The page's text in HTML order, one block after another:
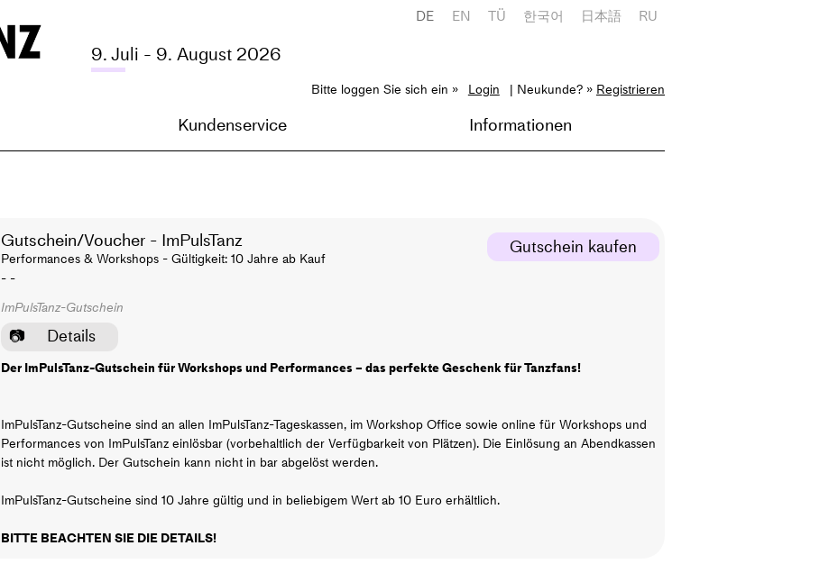
9. Juli - 9. August 2026
DE EN TÜ 한국어 日本語 RU
Bitte loggen Sie sich ein » Login | Neukunde? » Registrieren
Kundenservice Informationen
Gutschein/Voucher - ImPulsTanz
Performances & Workshops - Gültigkeit: 10 Jahre ab Kauf
- -
ImPulsTanz-Gutschein
Details
Gutschein kaufen
Der ImPulsTanz-Gutschein für Workshops und Performances – das perfekte Geschenk für Tanzfans!
ImPulsTanz-Gutscheine sind an allen ImPulsTanz-Tageskassen, im Workshop Office sowie online für Workshops und
Performances von ImPulsTanz einlösbar (vorbehaltlich der Verfügbarkeit von Plätzen). Die Einlösung an Abendkassen
ist nicht möglich. Der Gutschein kann nicht in bar abgelöst werden.
ImPulsTanz-Gutscheine sind 10 Jahre gültig und in beliebigem Wert ab 10 Euro erhältlich.
BITTE BEACHTEN SIE DIE DETAILS!